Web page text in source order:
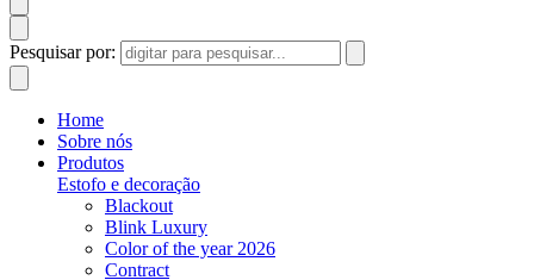
Pesquisar por:
Home
Sobre nós
Produtos
Estofo e decoração
Blackout
Blink Luxury
Color of the year 2026
Contract